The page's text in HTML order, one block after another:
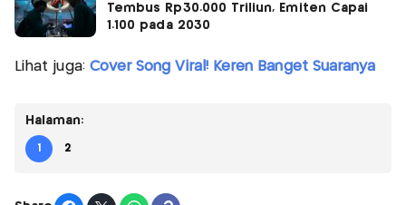
Tembus Rp30.000 Triliun, Emiten Capai
1.100 pada 2030
Lihat juga: Cover Song Viral! Keren Banget Suaranya
Halaman:
1 2